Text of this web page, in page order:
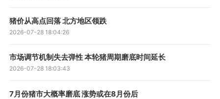
猪价从高点回落 北方地区领跌
2026-07-28 18:04:26
市场调节机制失去弹性 本轮猪周期磨底时间延长
2026-07-28 18:03:43
7月份猪市大概率磨底 涨势或在8月份后